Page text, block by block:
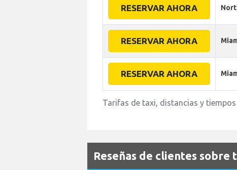
RESERVAR AHORA
RESERVAR AHORA
RESERVAR AHORA
Tarifas de taxi, distancias y
Reseñas de clientes